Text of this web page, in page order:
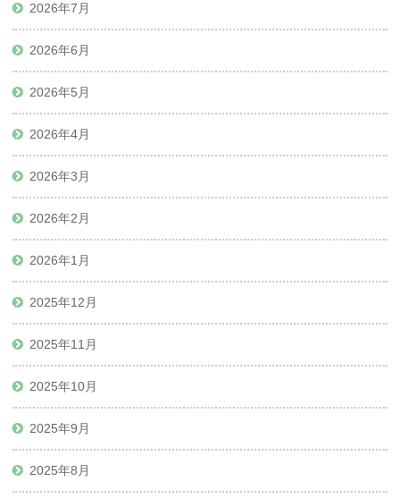
2026年7月
2026年6月
2026年5月
2026年4月
2026年3月
2026年2月
2026年1月
2025年12月
2025年11月
2025年10月
2025年9月
2025年8月